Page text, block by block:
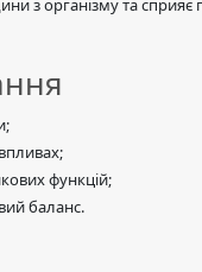
з організму та
функцій;
баланс.